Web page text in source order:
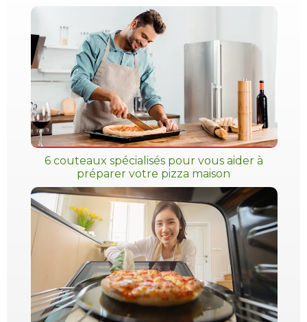
6 couteaux spécialisés pour vous aider à
préparer votre pizza maison